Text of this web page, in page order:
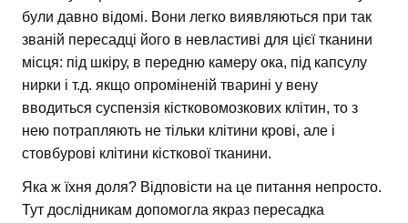
були давно відомі. Вони легко виявляються при так
званій пересадці його в невластиві для цієї тканини
місця: під шкіру, в передню камеру ока, під капсулу
нирки і т.д. якщо опроміненій тварині у вену
вводиться суспензія кістковомозкових клітин, то з
нею потрапляють не тільки клітини крові, але і
стовбурові клітини кісткової тканини.
Яка ж їхня доля? Відповісти на це питання непросто.
Тут дослідникам допомогла якраз пересадка